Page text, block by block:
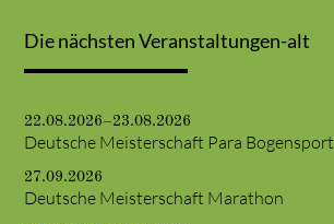
Die nächsten Veranstaltungen-alt
22.08.2026–23.08.2026
Deutsche Meisterschaft Para Bogensport
27.09.2026
Deutsche Meisterschaft Marathon